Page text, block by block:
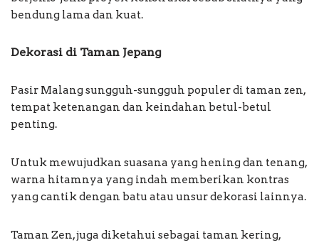
bendung lama dan kuat.
Dekorasi di Taman Jepang
Pasir Malang sungguh-sungguh populer di taman zen,
tempat ketenangan dan keindahan betul-betul
penting.
Untuk mewujudkan suasana yang hening dan tenang,
warna hitamnya yang indah memberikan kontras
yang cantik dengan batu atau unsur dekorasi lainnya.
Taman Zen, juga diketahui sebagai taman kering,